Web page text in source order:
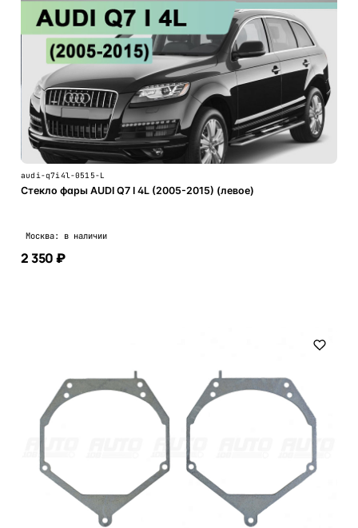
audi-q7i4l-0515-L
Стекло фары AUDI Q7 I 4L (2005-2015) (левое)
Москва: в наличии
2 350 ₽